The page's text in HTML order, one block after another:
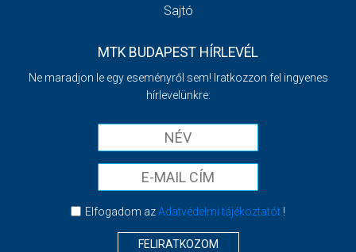
Sajtó
MTK BUDAPEST HÍRLEVÉL
Ne maradjon le egy eseményről sem! Iratkozzon fel ingyenes
hírlevelünkre:
Elfogadom azAdatvédelmi tájékoztatót!
FELIRATKOZOM